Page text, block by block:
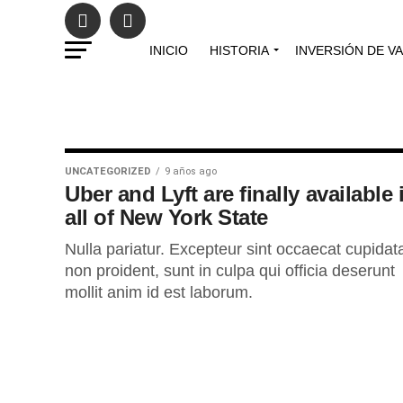
INICIO HISTORIA INVERSIÓN DE
UNCATEGORIZED 9 años ago
Uber and Lyft are finally available
all of New York State
Nulla pariatur. Excepteur sint occaecat
non proident, sunt in culpa qui officia deserunt
mollit anim id est laborum.